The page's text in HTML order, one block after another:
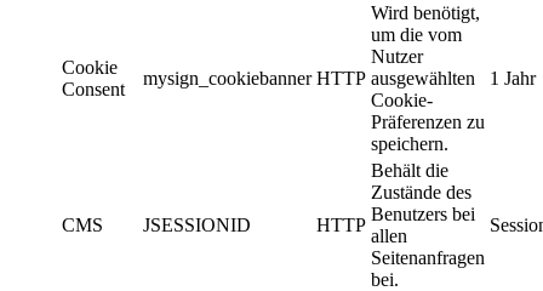
Cookie
Consent
mysign_cookiebanner HTTP
Wird benötigt,
um die vom
Nutzer
ausgewählten
Cookie-
Präferenzen zu
speichern.
1 Jahr
CMS JSESSIONID HTTP
Behält die
Zustände des
Benutzers bei
allen
Seitenanfragen
bei.